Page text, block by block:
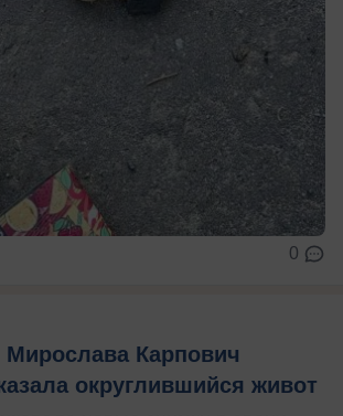
0
Карпович
округлившийся живот